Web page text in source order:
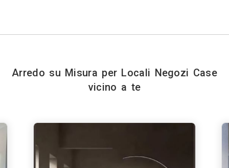
Arredo su Misura per Locali Negozi Case
vicino a te